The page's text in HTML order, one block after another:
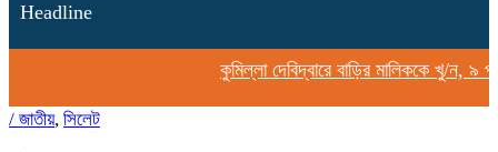
Headline
কুমিল্লা দেবিদ্বারে বাড়ির মালিককে খু/ন, ৯
/ জাতীয়, সিলেট